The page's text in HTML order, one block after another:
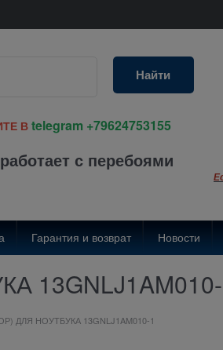
Найти
В telegram +79624753155
работает с перебоями
Гарантия и возврат Новости
13GNLJ1AM010-
ДЛЯ НОУТБУКА 13GNLJ1AM010-1